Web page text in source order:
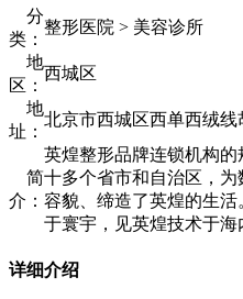
分
类：
整形医院 > 美容诊所
地
区：
西城区
地
址：
北京市西城区西单西绒线
简
介：
英煌整形品牌连锁机构
十多个省市和自治区，
容貌、缔造了英煌的生
于寰宇，见英煌技术于海
详细介绍